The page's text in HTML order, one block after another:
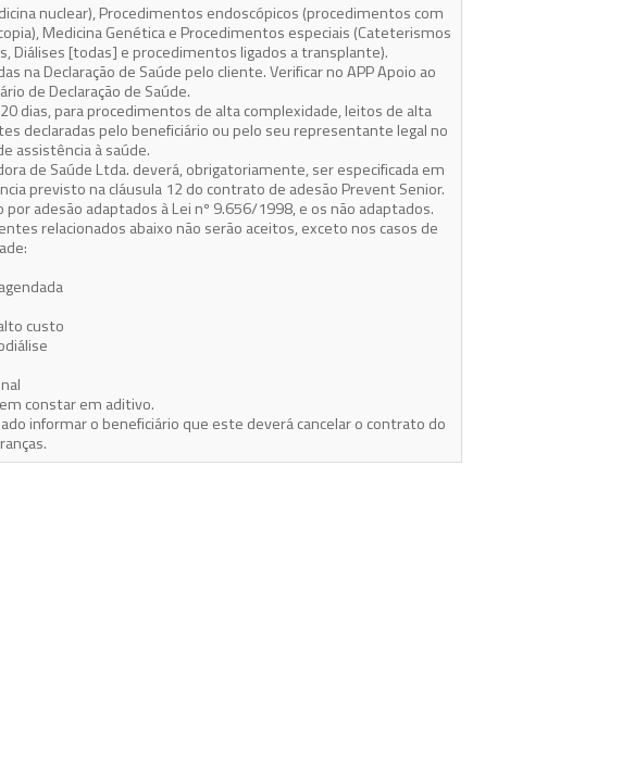
nuclear), Procedimentos endoscópicos (procedimentos com
Medicina Genética e Procedimentos especiais (Cateterismos
Diálises [todas] e procedimentos ligados a transplante).
na Declaração de Saúde pelo cliente. Verificar no APP Apoio ao
de Declaração de Saúde.
dias, para procedimentos de alta complexidade, leitos de alta
declaradas pelo beneficiário ou pelo seu representante legal no
assistência à saúde.
de Saúde Ltda. deverá, obrigatoriamente, ser especificada em
previsto na cláusula 12 do contrato de adesão Prevent Senior.
adesão adaptados à Lei nº 9.656/1998, e os não adaptados.
relacionados abaixo não serão aceitos, exceto nos casos de
custo
constar em aditivo.
informar o beneficiário que este deverá cancelar o contrato do